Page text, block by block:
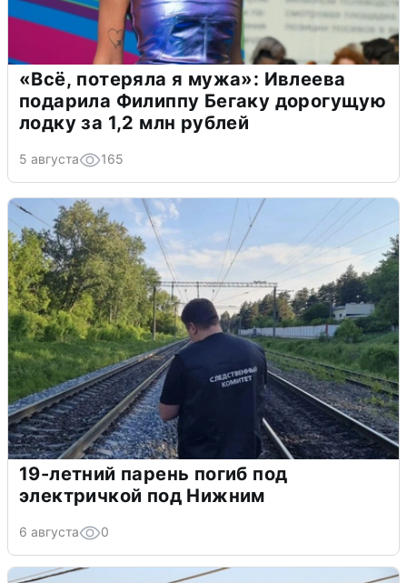
«Всё, потеряла я мужа»: Ивлеева
подарила Филиппу Бегаку дорогущую
лодку за 1,2 млн рублей
5 августа 165
19-летний парень погиб под
электричкой под Нижним
6 августа 0